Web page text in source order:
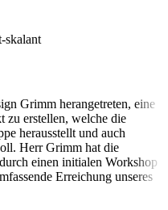
skalant
Grimm herangetreten, eine
zu erstellen, welche die
herausstellt und auch
Herr Grimm hat die
einen initialen Workshop
Erreichung unseres